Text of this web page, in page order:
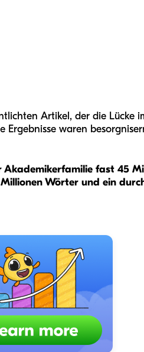
Artikel, der die Lücke
waren
Akademikerfamilie fast 45
Wörter und ein